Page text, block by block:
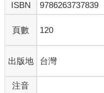
ISBN
9786263737839
頁數 120
出版地 台灣
注音